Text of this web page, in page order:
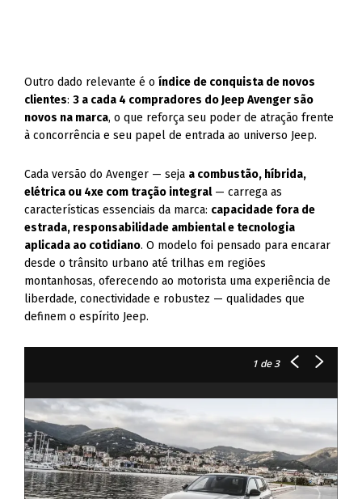
Outro dado relevante é oíndice de conquista de novos
clientes:3 a cada 4 compradores do Jeep Avenger são
novos na marca, o que reforça seu poder de atração frente
à concorrência e seu papel de entrada ao universo Jeep.
Cada versão do Avenger — seja a combustão, híbrida,
elétrica ou 4xe com tração integral— carrega as
características essenciais da marca: capacidade fora de
estrada, responsabilidade ambiental e tecnologia
aplicada ao cotidiano. O modelo foi pensado para encarar
desde o trânsito urbano até trilhas em regiões
montanhosas, oferecendo ao motorista uma experiência de
liberdade, conectividade e robustez — qualidades que
definem o espírito Jeep.
1de 3